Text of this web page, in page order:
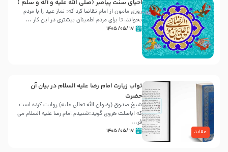
احیای سنت پیامبر (صلی الله علیه و آله و سلّم )
روزی مامون از امام تقاضا کرد که: نماز عید را با مردم
بخواند، تا برای مردم اطمینان بیشتری در این کار ...
۱۷ /۰۵/ ۱۴۰۵
عقاید
ثواب زیارت امام رضا علیه السلام در بیان آن
حضرت
شیخ صدوق (رضوان الله تعالی علیه) روایت کرده است
که اباصلت هروی گوید:شنیدم امام رضا علیه السلام می
فر...
۱۷ /۰۵/ ۱۴۰۵